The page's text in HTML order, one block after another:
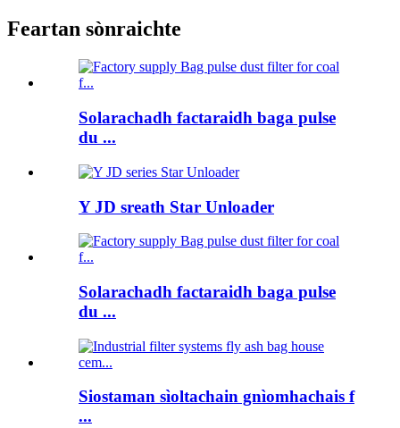
Feartan sònraichte
Solarachadh factaraidh baga pulse
du ...
Y JD sreath Star Unloader
Solarachadh factaraidh baga pulse
du ...
Siostaman sìoltachain gnìomhachais f
...